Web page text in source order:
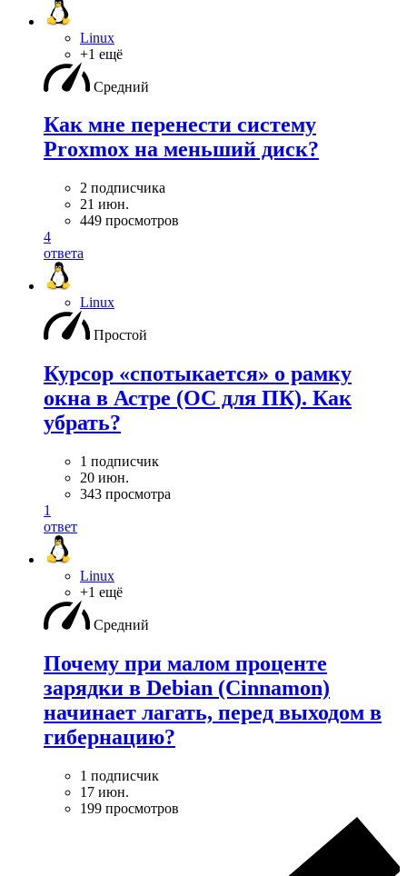
Linux
+1 ещё
Средний
Как мне перенести систему
Proxmox на меньший диск?
2 подписчика
21 июн.
449 просмотров
4
ответа
Linux
Простой
Курсор «спотыкается» о рамку
окна в Астре (ОС для ПК). Как
убрать?
1 подписчик
20 июн.
343 просмотра
1
ответ
Linux
+1 ещё
Средний
Почему при малом проценте
зарядки в Debian (Cinnamon)
начинает лагать, перед выходом в
гибернацию?
1 подписчик
17 июн.
199 просмотров